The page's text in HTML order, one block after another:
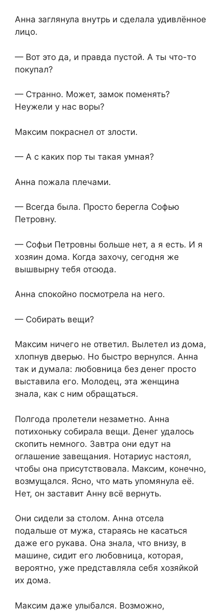
Анна заглянула внутрь и сделала удивлённое
лицо.
— Вот это да, и правда пустой. А ты что-то
покупал?
— Странно. Может, замок поменять?
Неужели у нас воры?
Максим покраснел от злости.
— А с каких пор ты такая умная?
Анна пожала плечами.
— Всегда была. Просто берегла Софью
Петровну.
— Софьи Петровны больше нет, а я есть. И я
хозяин дома. Когда захочу, сегодня же
вышвырну тебя отсюда.
Анна спокойно посмотрела на него.
— Собирать вещи?
Максим ничего не ответил. Вылетел из дома,
хлопнув дверью. Но быстро вернулся. Анна
так и думала: любовница без денег просто
выставила его. Молодец, эта женщина
знала, как с ним обращаться.
Полгода пролетели незаметно. Анна
потихоньку собирала вещи. Денег удалось
скопить немного. Завтра они едут на
оглашение завещания. Нотариус настоял,
чтобы она присутствовала. Максим, конечно,
возмущался. Ясно, что мать упомянула её.
Нет, он заставит Анну всё вернуть.
Они сидели за столом. Анна отсела
подальше от мужа, стараясь не касаться
даже его рукава. Она знала, что внизу, в
машине, сидит его любовница, которая,
вероятно, уже представляла себя хозяйкой
их дома.
Максим даже улыбался. Возможно,